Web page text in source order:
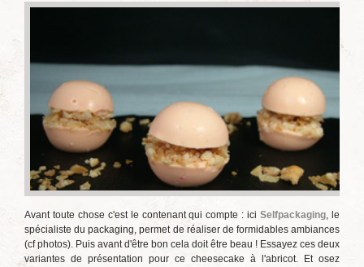
Avant toute chose c'est le contenant qui compte : iciSelfpackaging, le
spécialiste du packaging, permet de réaliser de formidables ambiances
(cf photos). Puis avant d'être bon cela doit être beau ! Essayez ces deux
variantes de présentation pour ce cheesecake à l'abricot. Et osez